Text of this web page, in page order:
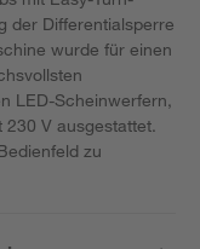
der Differentialsperre
wurde für einen
LED-Scheinwerfern,
V ausgestattet.
zu